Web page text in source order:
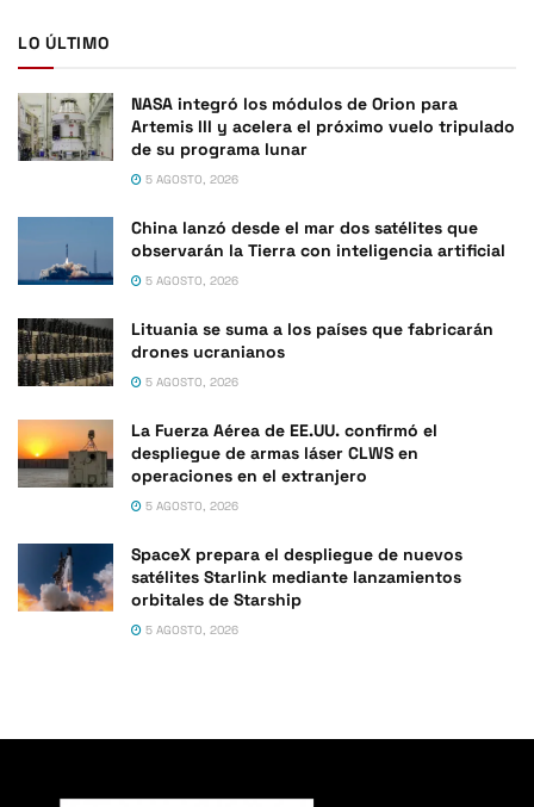
LO ÚLTIMO
NASA integró los módulos de Orion para
Artemis III y acelera el próximo vuelo tripulado
de su programa lunar
5 AGOSTO, 2026
China lanzó desde el mar dos satélites que
observarán la Tierra con inteligencia artificial
5 AGOSTO, 2026
Lituania se suma a los países que fabricarán
drones ucranianos
5 AGOSTO, 2026
La Fuerza Aérea de EE.UU. confirmó el
despliegue de armas láser CLWS en
operaciones en el extranjero
5 AGOSTO, 2026
SpaceX prepara el despliegue de nuevos
satélites Starlink mediante lanzamientos
orbitales de Starship
5 AGOSTO, 2026